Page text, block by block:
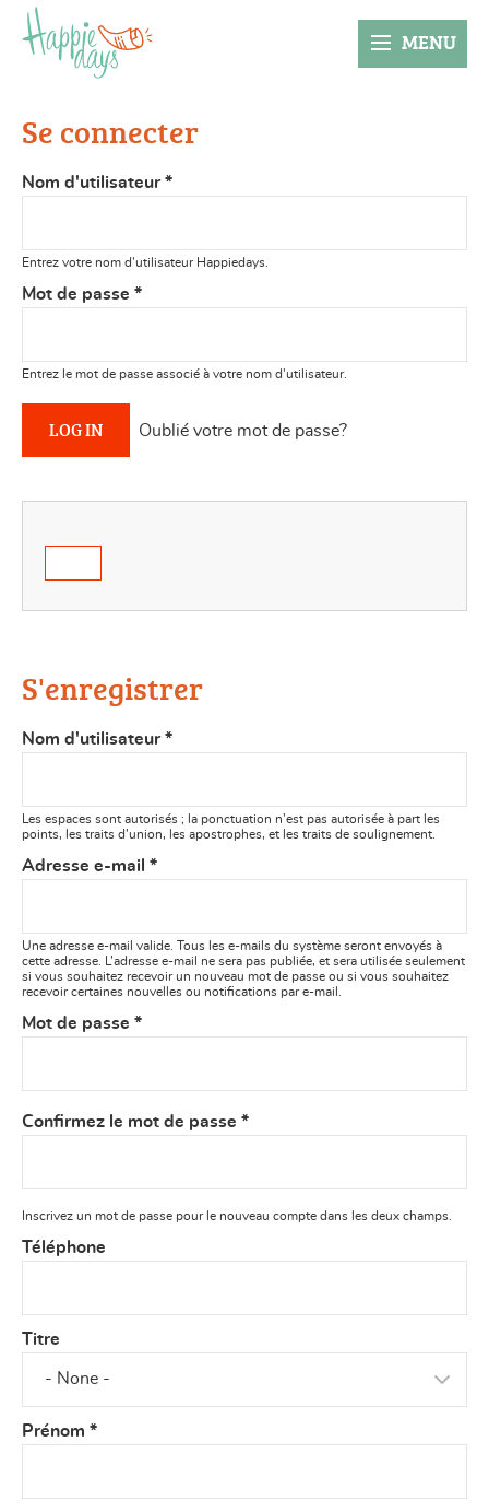
MENU
Se connecter
Nom d'utilisateur*
Entrez votre nom d'utilisateur Happiedays.
Mot de passe *
Entrez le mot de passe associé à votre nom d'utilisateur.
Oublié votre mot de passe?
S'enregistrer
Nom d'utilisateur*
Les espaces sont autorisés ; la ponctuation n’est pas autorisée à part les
points, les traits d’union, les apostrophes, et les traits de soulignement.
Adresse e-mail *
Une adresse e-mail valide. Tous les e-mails du système seront envoyés à
cette adresse. L’adresse e-mail ne sera pas publiée, et sera utilisée seulement
si vous souhaitez recevoir un nouveau mot de passe ou si vous souhaitez
recevoir certaines nouvelles ou notifications par e-mail.
Mot de passe *
Confirmez le mot de passe *
Inscrivez un mot de passe pour le nouveau compte dans les deux champs.
Téléphone
Titre
Prénom *